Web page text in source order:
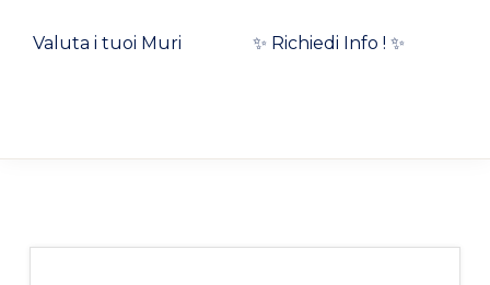
Valuta i tuoi Muri ✨ Richiedi Info ! ✨